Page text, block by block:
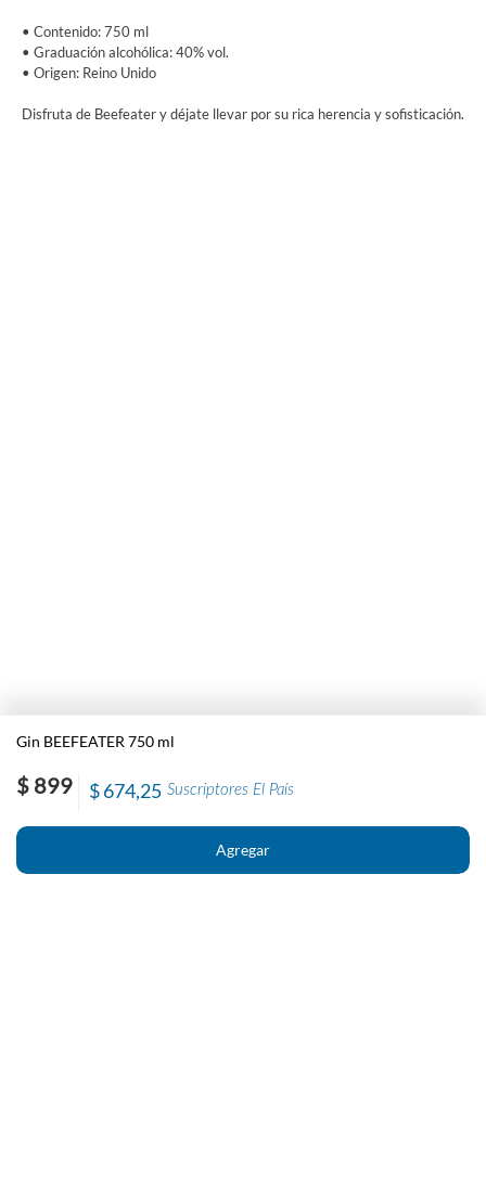
Gin BEEFEATER 750 ml
$ 899 Suscriptores El País
$ 674,25
• Contenido: 750 ml
• Graduación alcohólica: 40% vol.
• Origen: Reino Unido
Disfruta de Beefeater y déjate llevar por su rica herencia y sofisticación.